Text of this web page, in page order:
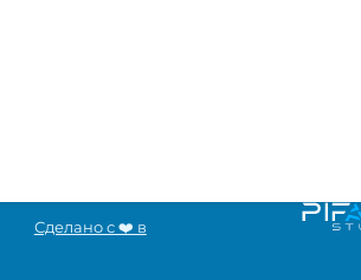
Сделано с ❤️ в